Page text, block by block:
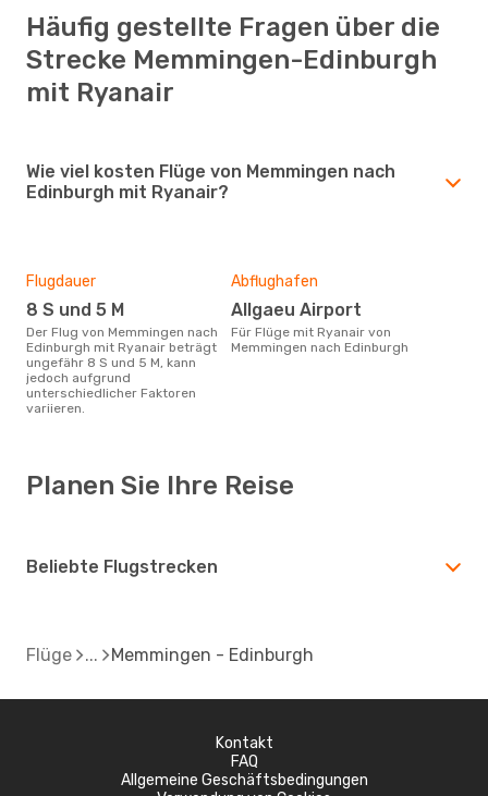
Häufig gestellte Fragen über die
Strecke Memmingen-Edinburgh
mit Ryanair
Wie viel kosten Flüge von Memmingen nach
Edinburgh mit Ryanair?
Flugdauer
8 S und 5 M
Der Flug von Memmingen nach
Edinburgh mit Ryanair beträgt
ungefähr 8 S und 5 M, kann
jedoch aufgrund
unterschiedlicher Faktoren
variieren.
Abflughafen
Allgaeu Airport
Für Flüge mit Ryanair von
Memmingen nach Edinburgh
Planen Sie Ihre Reise
Beliebte Flugstrecken
Flüge Memmingen - Edinburgh
Kontakt
FAQ
Allgemeine Geschäftsbedingungen